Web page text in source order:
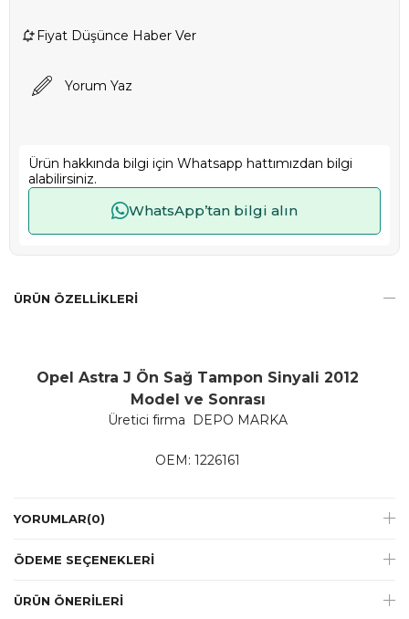
Fiyat Düşünce Haber Ver
Yorum Yaz
Ürün hakkında bilgi için Whatsapp hattımızdan bilgi
alabilirsiniz.
WhatsApp’tan bilgi alın
ÜRÜN ÖZELLIKLERI
Opel Astra J Ön Sağ Tampon Sinyali 2012
Model ve Sonrası
Üretici firma DEPO MARKA
OEM: 1226161
YORUMLAR(0)
ÖDEME SEÇENEKLERI
ÜRÜN ÖNERILERI